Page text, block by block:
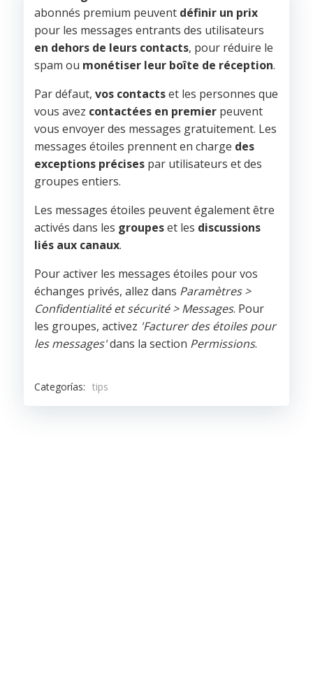
abonnés premium peuvent définir un prix
pour les messages entrants des utilisateurs
en dehors de leurs contacts, pour réduire le
spam ou monétiser leur boîte de réception.
Par défaut, vos contactset les personnes que
vous avez contactées en premier peuvent
vous envoyer des messages gratuitement. Les
messages étoiles prennent en charge des
exceptions précises par utilisateurs et des
groupes entiers.
Les messages étoiles peuvent également être
activés dans les groupeset les discussions
liés aux canaux.
Pour activer les messages étoiles pour vos
échanges privés, allez dans Paramètres >
Confidentialité et sécurité > Messages. Pour
les groupes, activez 'Facturer des étoiles pour
les messages'dans la section Permissions.
Categorías: tips